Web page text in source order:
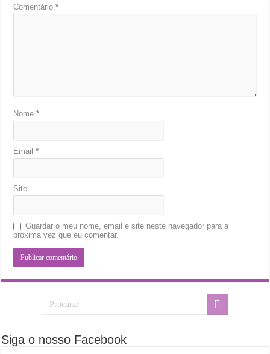
Comentário*
Nome*
Email*
Site
Guardar o meu nome, email e site neste navegador para a
próxima vez que eu comentar.
Siga o nosso Facebook